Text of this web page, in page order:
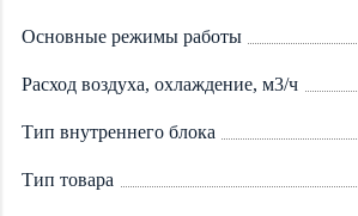
Основные режимы работы
Расход воздуха, охлаждение, м3/ч
Тип внутреннего блока
Тип товара